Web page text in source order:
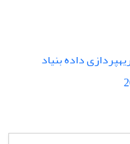
داده بنیاد